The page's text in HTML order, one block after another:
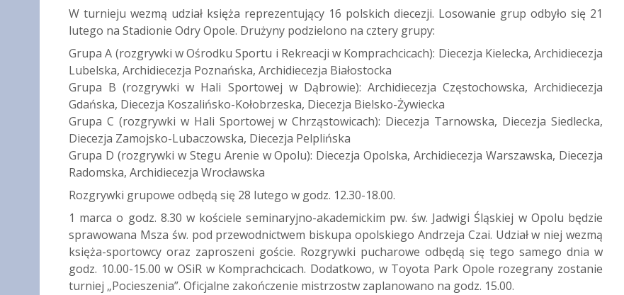
W turnieju wezmą udział księża reprezentujący 16 polskich diecezji. Losowanie grup odbyło się 21
lutego na Stadionie Odry Opole. Drużyny podzielono na cztery grupy:
Grupa A (rozgrywki w Ośrodku Sportu i Rekreacji w Komprachcicach): Diecezja Kielecka, Archidiecezja
Lubelska, Archidiecezja Poznańska, Archidiecezja Białostocka
Grupa B (rozgrywki w Hali Sportowej w Dąbrowie): Archidiecezja Częstochowska, Archidiecezja
Gdańska, Diecezja Koszalińsko-Kołobrzeska, Diecezja Bielsko-Żywiecka
Grupa C (rozgrywki w Hali Sportowej w Chrząstowicach): Diecezja Tarnowska, Diecezja Siedlecka,
Diecezja Zamojsko-Lubaczowska, Diecezja Pelplińska
Grupa D (rozgrywki w Stegu Arenie w Opolu): Diecezja Opolska, Archidiecezja Warszawska, Diecezja
Radomska, Archidiecezja Wrocławska
Rozgrywki grupowe odbędą się 28 lutego w godz. 12.30-18.00.
1 marca o godz. 8.30 w kościele seminaryjno-akademickim pw. św. Jadwigi Śląskiej w Opolu będzie
sprawowana Msza św. pod przewodnictwem biskupa opolskiego Andrzeja Czai. Udział w niej wezmą
księża-sportowcy oraz zaproszeni goście. Rozgrywki pucharowe odbędą się tego samego dnia w
godz. 10.00-15.00 w OSiR w Komprachcicach. Dodatkowo, w Toyota Park Opole rozegrany zostanie
turniej „Pocieszenia”. Oficjalne zakończenie mistrzostw zaplanowano na godz. 15.00.